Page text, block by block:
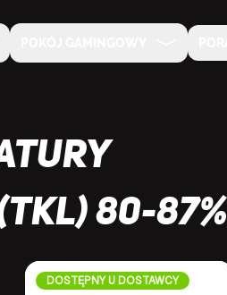
80-87%
DOSTĘPNY U DOSTAWCY